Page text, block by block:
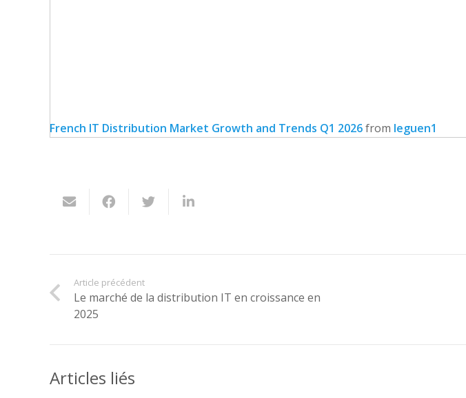
French IT Distribution Market Growth and Trends Q1 2026from leguen1
Article précédent
Le marché de la distribution IT en croissance en
2025
Articles liés